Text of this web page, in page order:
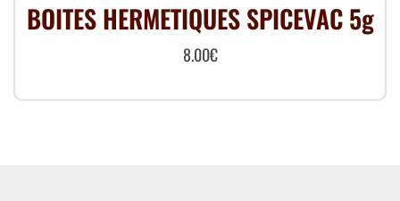
BOITES HERMETIQUES SPICEVAC 5g
8.00€